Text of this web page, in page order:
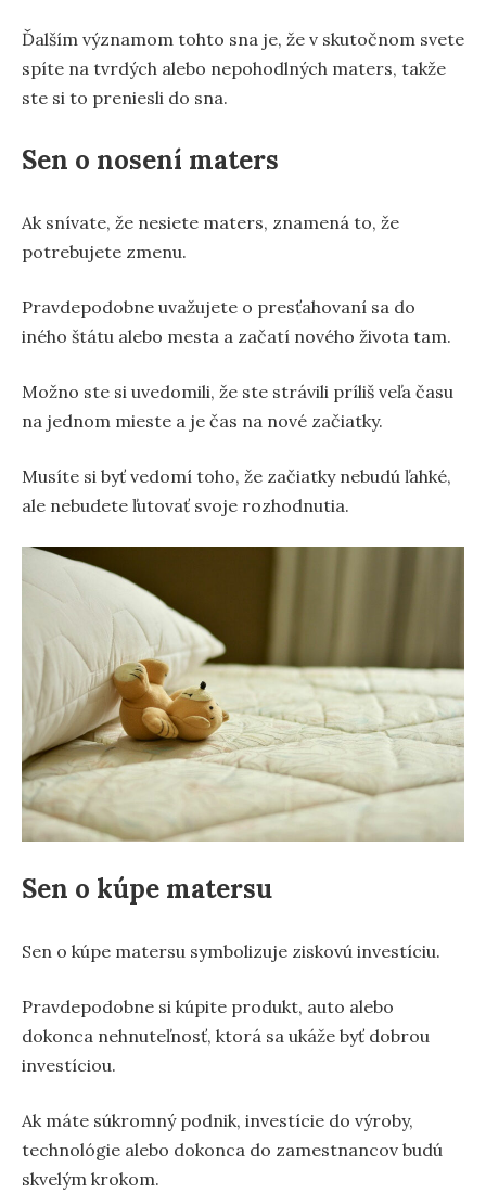
Ďalším významom tohto sna je, že v skutočnom svete
spíte na tvrdých alebo nepohodlných maters, takže
ste si to preniesli do sna.
Sen o nosení maters
Ak snívate, že nesiete maters, znamená to, že
potrebujete zmenu.
Pravdepodobne uvažujete o presťahovaní sa do
iného štátu alebo mesta a začatí nového života tam.
Možno ste si uvedomili, že ste strávili príliš veľa času
na jednom mieste a je čas na nové začiatky.
Musíte si byť vedomí toho, že začiatky nebudú ľahké,
ale nebudete ľutovať svoje rozhodnutia.
Sen o kúpe matersu
Sen o kúpe matersu symbolizuje ziskovú investíciu.
Pravdepodobne si kúpite produkt, auto alebo
dokonca nehnuteľnosť, ktorá sa ukáže byť dobrou
investíciou.
Ak máte súkromný podnik, investície do výroby,
technológie alebo dokonca do zamestnancov budú
skvelým krokom.